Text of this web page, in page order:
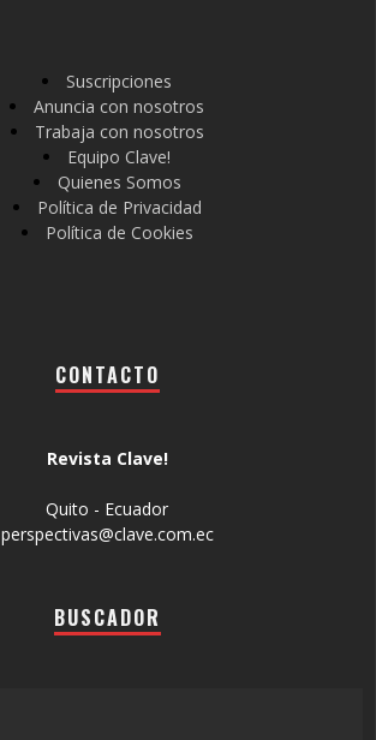
Suscripciones
Anuncia con nosotros
Trabaja con nosotros
Equipo Clave!
Quienes Somos
Política de Privacidad
Política de Cookies
CONTACTO
Revista Clave!
Quito - Ecuador
perspectivas@clave.com.ec
BUSCADOR